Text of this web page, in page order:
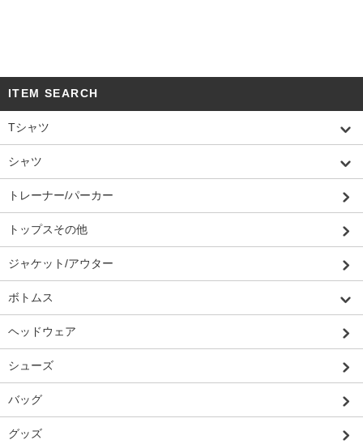
ITEM SEARCH
Tシャツ
シャツ
トレーナー/パーカー
トップスその他
ジャケット/アウター
ボトムス
ヘッドウェア
シューズ
バッグ
グッズ